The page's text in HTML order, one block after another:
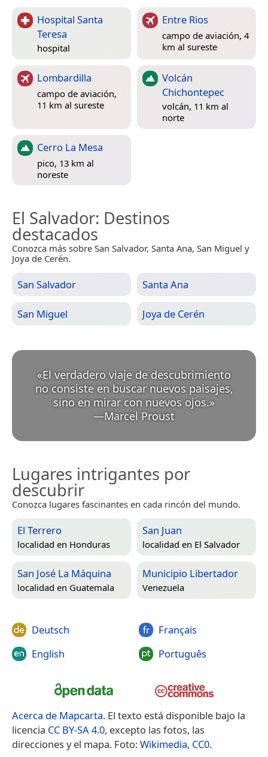
Hospital Santa
Teresa
hospital
Entre Rios
campo de aviación, 4
km al sureste
Lombardilla
campo de aviación,
11 km al sureste
Volcán
Chichontepec
volcán, 11 km al
norte
Cerro La Mesa
pico, 13 km al
noreste
El Salvador: Destinos
destacados
Conozca más sobre San Salvador, Santa Ana, San Miguel y
Joya de Cerén.
San Salvador Santa Ana
San Miguel Joya de Cerén
«El verdadero viaje de descubrimiento
no consiste en buscar nuevos paisajes,
sino en mirar con nuevos ojos.
—Marcel Proust
Lugares intrigantes por
descubrir
Conozca lugares fascinantes en cada rincón del mundo.
El Terrero
localidad en Honduras
San Juan
localidad en El Salvador
San José La Máquina
localidad en Guatemala
Municipio Libertador
Venezuela
Deutsch
English
Français
Português
Acerca de Mapcarta. El texto está disponible bajo la
licencia CC BY-SA 4.0, excepto las fotos, las
direcciones y el mapa. Foto:Wikimedia, CC0.